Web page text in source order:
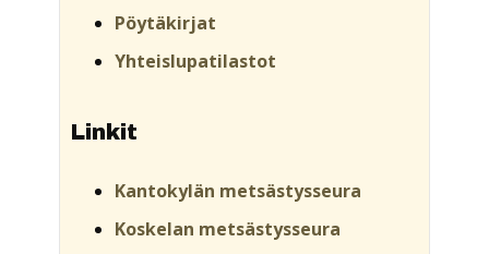
Pöytäkirjat
Yhteislupatilastot
Linkit
Kantokylän metsästysseura
Koskelan metsästysseura